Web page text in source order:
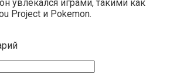
увлекался играми, такими как
Project и Pokemon.